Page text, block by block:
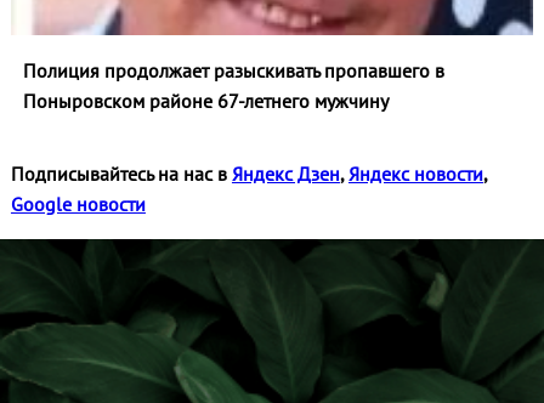
Полиция продолжает разыскивать пропавшего в
Поныровском районе 67-летнего мужчину
Подписывайтесь на нас в Яндекс Дзен, Яндекс новости,
Google новости